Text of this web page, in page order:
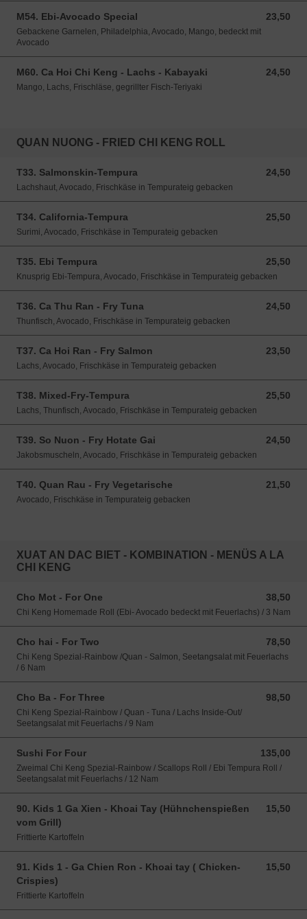
M54. Ebi-Avocado Special 23,50
23,50 EUR
Gebackene Garnelen, Philadelphia, Avocado, Mango, bedeckt mit
Avocado
M60. Ca Hoi Chi Keng - Lachs - Kabayaki 24,50
24,50 EUR
Mango, Lachs, Frischläse, gegrillter Fisch-Teriyaki
QUAN NUONG - FRIED CHI KENG ROLL
T33. Salmonskin-Tempura 24,50
24,50 EUR
Lachshaut, Avocado, Frischkäse in Tempurateig gebacken
T34. California-Tempura 25,50
25,50 EUR
Surimi, Avocado, Frischkäse in Tempurateig gebacken
T35. Ebi Tempura 25,50
25,50 EUR
Knusprig Ebi-Tempura, Avocado, Frischkäse in Tempurateig gebacken
T36. Ca Thu Ran - Fry Tuna 24,50
24,50 EUR
Thunfisch, Avocado, Frischkäse in Tempurateig gebacken
T37. Ca Hoi Ran - Fry Salmon 23,50
23,50 EUR
Lachs, Avocado, Frischkäse in Tempurateig gebacken
T38. Mixed-Fry-Tempura 25,50
25,50 EUR
Lachs, Thunfisch, Avocado, Frischkäse in Tempurateig gebacken
T39. So Nuon - Fry Hotate Gai 24,50
24,50 EUR
Jakobsmuscheln, Avocado, Frischkäse in Tempurateig gebacken
T40. Quan Rau - Fry Vegetarische 21,50
21,50 EUR
Avocado, Frischkäse in Tempurateig gebacken
XUAT AN DAC BIET - KOMBINATION - MENÜS A LA
CHI KENG
Cho Mot - For One 38,50
38,50 EUR
Chi Keng Homemade Roll (Ebi- Avocado bedeckt mit Feuerlachs) / 3 Nam
Cho hai - For Two 78,50
78,50 EUR
Chi Keng Spezial-Rainbow /Quan - Salmon, Seetangsalat mit Feuerlachs
/ 6 Nam
Cho Ba - For Three 98,50
98,50 EUR
Chi Keng Spezial-Rainbow / Quan - Tuna / Lachs Inside-Out/
Seetangsalat mit Feuerlachs / 9 Nam
Sushi For Four 135,00
135,00 EUR
Zweimal Chi Keng Spezial-Rainbow / Scallops Roll / Ebi Tempura Roll /
Seetangsalat mit Feuerlachs / 12 Nam
90. Kids 1 Ga Xien - Khoai Tay (Hühnchenspießen
vom Grill)
15,50
15,50 EUR
Frittierte Kartoffeln
91. Kids 1 - Ga Chien Ron - Khoai tay ( Chicken-
Crispies)
15,50
15,50 EUR
Frittierte Kartoffeln